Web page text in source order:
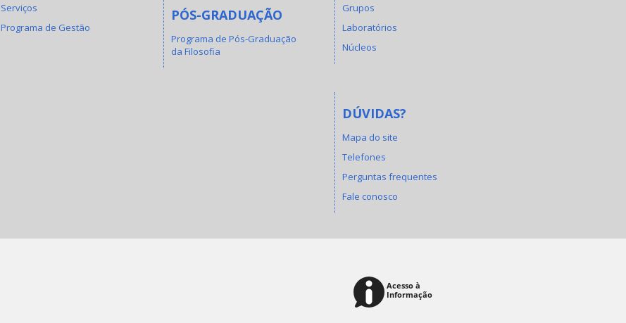
Serviços
Programa de Gestão
PÓS-GRADUAÇÃO
Programa de Pós-Graduação
da Filosofia
Grupos
Laboratórios
Núcleos
DÚVIDAS?
Mapa do site
Telefones
Perguntas frequentes
Fale conosco